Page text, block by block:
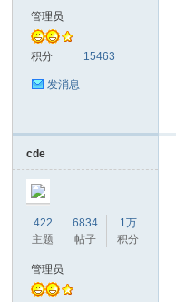
管理员
积分 15463
发消息
cde
422
主题
6834
帖子
1万
积分
管理员